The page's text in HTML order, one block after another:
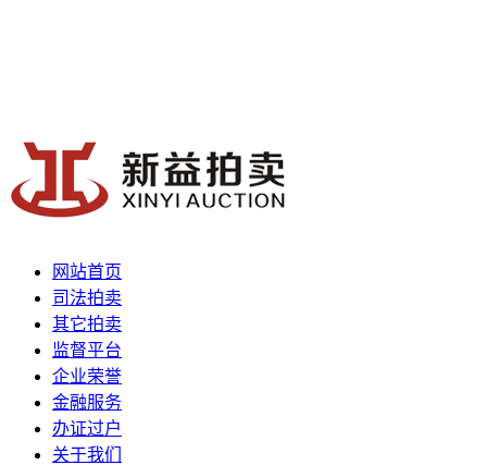
网站首页
司法拍卖
其它拍卖
监督平台
企业荣誉
金融服务
办证过户
关于我们